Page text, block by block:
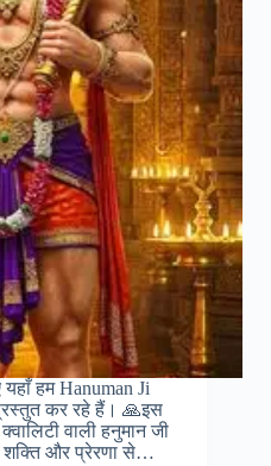
हम Hanuman Ji
कर रहे हैं। 🙏इस
वाली हनुमान जी
शक्ति और प्रेरणा से…